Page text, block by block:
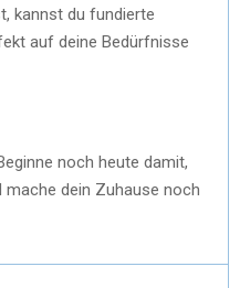
kannst du fundierte
auf deine Bedürfnisse
noch heute damit,
mache dein Zuhause noch